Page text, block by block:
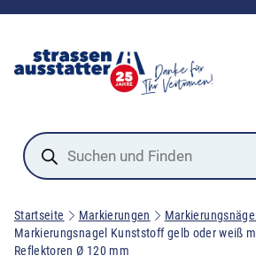
Products
search
Startseite Markierungen
Markierungsnägel
Markierungsnagel Kunststoff gelb oder weiß
Reflektoren Ø 120 mm